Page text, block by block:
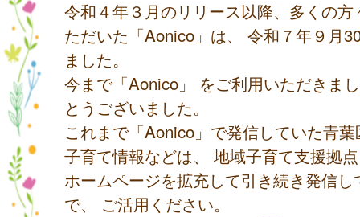
令和４年３月のリリース以降、多くの方
ただいた「Aonico」は、 令和７年９月
ました。
今まで「Aonico」 をご利用いただきま
とうございました。
これまで「Aonico」で発信していた青
子育て情報などは、 地域子育て支援拠
ホームページを拡充して引き続き発信し
で、 ご活用ください。